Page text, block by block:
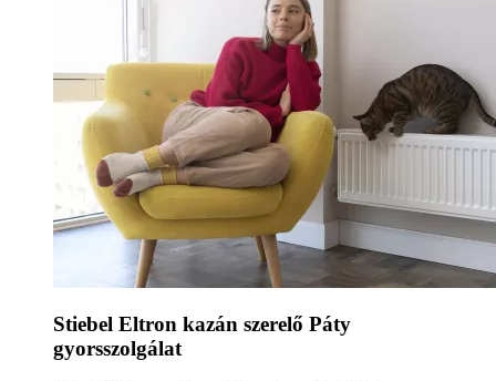
Stiebel Eltron kazán szerelő Páty
gyorsszolgálat